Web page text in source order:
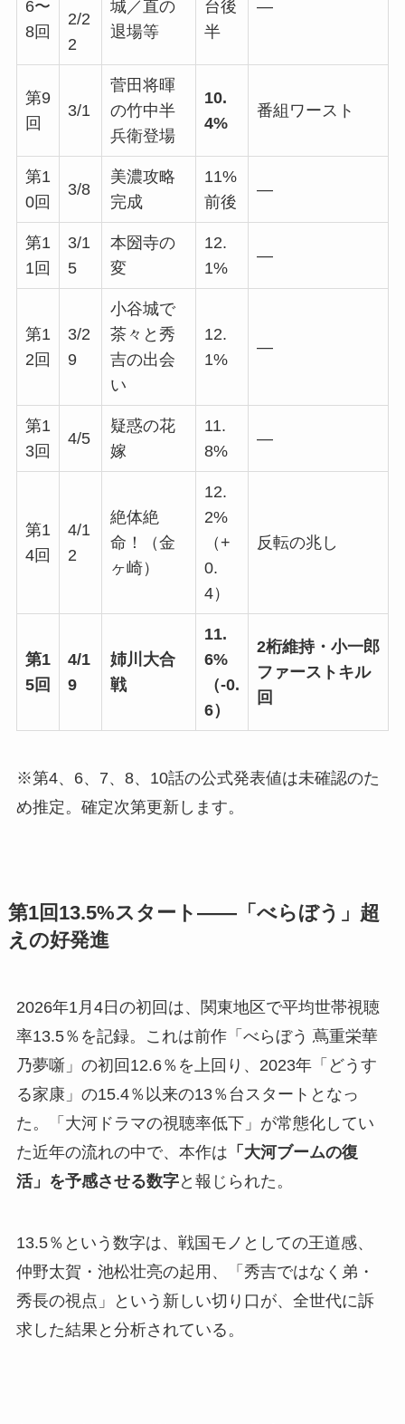
6〜
8回
2/2
2
城／直の
退場等
台後
半
—
第9
回
3/1
菅田将暉
の竹中半
兵衛登場
10.
4%
番組ワースト
第1
0回
3/8
美濃攻略
完成
11%
前後
—
第1
1回
3/1
5
本圀寺の
変
12.
1%
—
第1
2回
3/2
9
小谷城で
茶々と秀
吉の出会
い
12.
1%
—
第1
3回
4/5
疑惑の花
嫁
11.
8%
—
第1
4回
4/1
2
絶体絶
命！（金
ヶ崎）
12.
2%
（+
0.
4）
反転の兆し
第1
5回
4/1
9
姉川大合
戦
11.
6%
（-0.
6）
2桁維持・小一郎
ファーストキル
回
※第4、6、7、8、10話の公式発表値は未確認のた
め推定。確定次第更新します。
第1回13.5%スタート——「べらぼう」超
えの好発進
2026年1月4日の初回は、関東地区で平均世帯視聴
率13.5％を記録。これは前作「べらぼう 蔦重栄華
乃夢噺」の初回12.6％を上回り、2023年「どうす
る家康」の15.4％以来の13％台スタートとなっ
た。「大河ドラマの視聴率低下」が常態化してい
た近年の流れの中で、本作は 「大河ブームの復
活」を予感させる数字と報じられた。
13.5％という数字は、戦国モノとしての王道感、
仲野太賀・池松壮亮の起用、「秀吉ではなく弟・
秀長の視点」という新しい切り口が、全世代に訴
求した結果と分析されている。